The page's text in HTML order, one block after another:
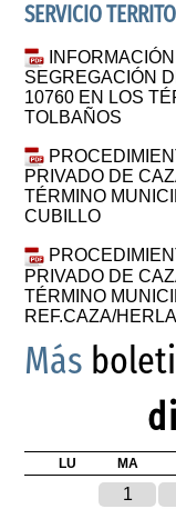
SERVICIO
SEGREGACIÓN
10760 EN LOS
TOLBAÑOS
PRIVADO DE
TÉRMINO
CUBILLO
PRIVADO DE
TÉRMINO
REF.CAZA/
Más
LU MA
1